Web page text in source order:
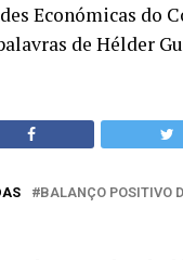
Económicas do
de Hélder
BALANÇO POSITIVO